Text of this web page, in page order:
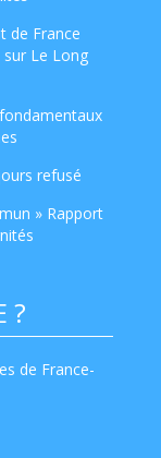
de France
sur Le Long
refusé
» Rapport
?
de France-